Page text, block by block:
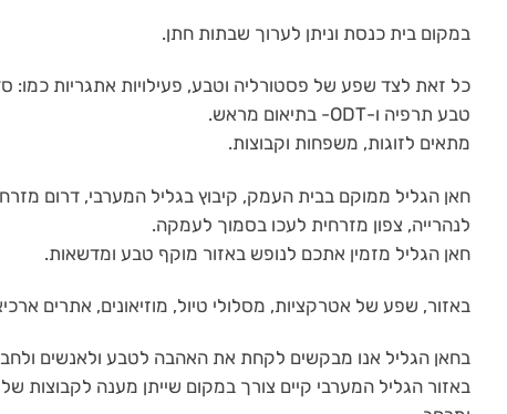
במקום בית כנסת וניתן לערוך שבתות חתן.
כל זאת לצד שפע של פסטורליה וטבע, פעילויות אתגריות כמו:
טבע תרפיה ו-ODT- בתיאום מראש.
מתאים לזוגות, משפחות וקבוצות.
חאן הגליל ממוקם בבית העמק, קיבוץ בגליל המערבי, דרום
לנהרייה, צפון מזרחית לעכו בסמוך לעמקה.
חאן הגליל מזמין אתכם לנופש באזור מוקף טבע ומדשאות.
באזור, שפע של אטרקציות, מסלולי טיול, מוזיאונים, אתרים
בחאן הגליל אנו מבקשים לקחת את האהבה לטבע ולאנשים
באזור הגליל המערבי קיים צורך במקום שייתן מענה לקבוצות